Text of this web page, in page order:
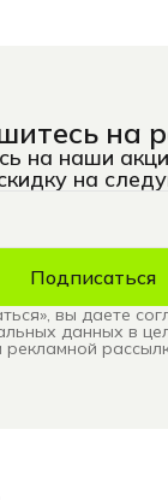
на
на наши
на
Подписаться
вы даете
данных в